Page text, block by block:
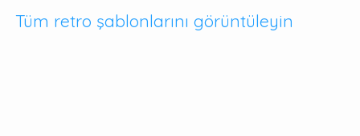
Tüm retro şablonlarını görüntüleyin